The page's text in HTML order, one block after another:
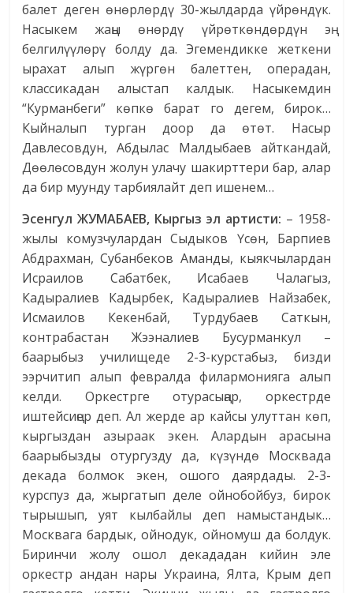
балет деген өнөрлөрдү 30-жылдарда үйрөндүк.
Насыкем жаңы өнөрдү үйрөткөндөрдүн эң
белгилүүлөрү болду да. Эгемендикке жеткени
ырахат алып жүргөн балеттен, операдан,
классикадан алыстап калдык. Насыкемдин
“Курманбеги” көпкө барат го дегем, бирок…
Кыйналып турган доор да өтөт. Насыр
Давлесовдун, Абдылас Малдыбаев айткандай,
Дөөлөсовдун жолун улачу шакирттери бар, алар
да бир муунду тарбиялайт деп ишенем…
Эсенгул ЖУМАБАЕВ, Кыргыз эл артисти: – 1958-
жылы комузчулардан Сыдыков Үсөн, Барпиев
Абдрахман, Субанбеков Аманды, кыякчылардан
Исраилов Сабатбек, Исабаев Чалагыз,
Кадыралиев Кадырбек, Кадыралиев Найзабек,
Исмаилов Кекенбай, Турдубаев Саткын,
контрабастан Жээналиев Бусурманкул –
баарыбыз училищеде 2-3-курстабыз, бизди
ээрчитип алып февралда филармонияга алып
келди. Оркестрге отурасыңар, оркестрде
иштейсиңер деп. Ал жерде ар кайсы улуттан көп,
кыргыздан азыраак экен. Алардын арасына
баарыбызды отургузду да, күзүндө Москвада
декада болмок экен, ошого даярдады. 2-3-
курспуз да, жыргатып деле ойнобойбуз, бирок
тырышып, уят кылбайлы деп намыстандык…
Москвага бардык, ойнодук, ойномуш да болдук.
Биринчи жолу ошол декададан кийин эле
оркестр андан нары Украина, Ялта, Крым деп